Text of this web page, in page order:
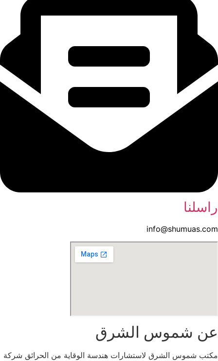
راسلنا
info@shumuas.com
عن شموس الشرق
مكتب شموس الشرق لاستشارات هندسة الوقاية من الحرائق شركة